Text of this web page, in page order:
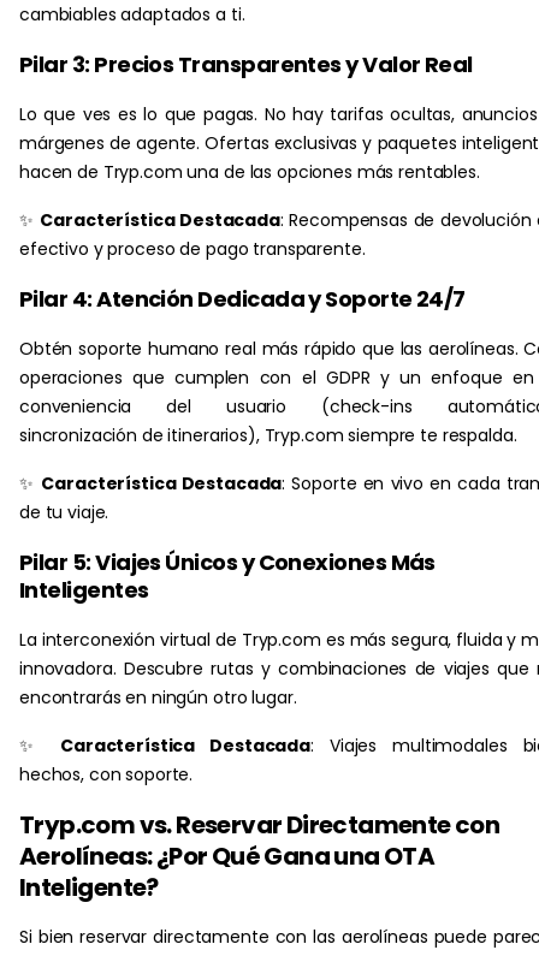
cambiables adaptados a ti.
Pilar 3: Precios Transparentes y Valor Real
Lo que ves es lo que pagas. No hay tarifas ocultas,
márgenes de agente. Ofertas exclusivas y paquetes
hacen de Tryp.com una de las opciones más rentables.
✨ Característica Destacada: Recompensas de devolución
efectivo y proceso de pago transparente.
Pilar 4: Atención Dedicada y Soporte 24/7
Obtén soporte humano real más rápido que las aerolíneas.
operaciones que cumplen con el GDPR y un enfoque
conveniencia del usuario (check-ins
sincronización de itinerarios), Tryp.com siempre te respalda.
✨ Característica Destacada: Soporte en vivo en cada
de tu viaje.
Pilar 5: Viajes Únicos y Conexiones Más
Inteligentes
La interconexión virtual de Tryp.com es más segura, fluida y
innovadora. Descubre rutas y combinaciones de viajes que
encontrarás en ningún otro lugar.
✨ Característica Destacada: Viajes multimodales
hechos, con soporte.
Tryp.com vs. Reservar Directamente con
Aerolíneas: ¿Por Qué Gana una OTA
Inteligente?
Si bien reservar directamente con las aerolíneas puede